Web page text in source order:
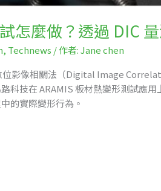
怎麼做？透過 DIC
, Technews / 作者:Jane chen
位影像相關法（Digital Image
科技在 ARAMIS 板材熱變形測試應
的實際變形行為。